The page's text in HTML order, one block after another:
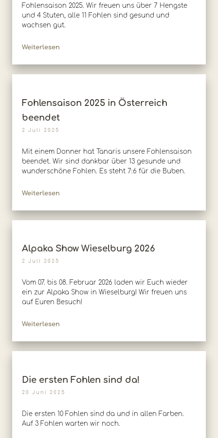
Fohlensaison 2025. Wir freuen uns über 7 Hengste
und 4 Stuten, alle 11 Fohlen sind gesund und
wachsen gut.
Weiterlesen
Fohlensaison 2025 in Österreich
beendet
2 Juli 2025
Mit einem Donner hat Tanaris unsere Fohlensaison
beendet. Wir sind dankbar über 13 gesunde und
wunderschöne Fohlen. Es steht 7:6 für die Buben.
Weiterlesen
Alpaka Show Wieselburg 2026
2 Juli 2025
Vom 07. bis 08. Februar 2026 laden wir Euch wieder
ein zur Alpaka Show in Wieselburg! Wir freuen uns
auf Euren Besuch!
Weiterlesen
Die ersten Fohlen sind da!
20 Juni 2025
Die ersten 10 Fohlen sind da und in allen Farben.
Auf 3 Fohlen warten wir noch.